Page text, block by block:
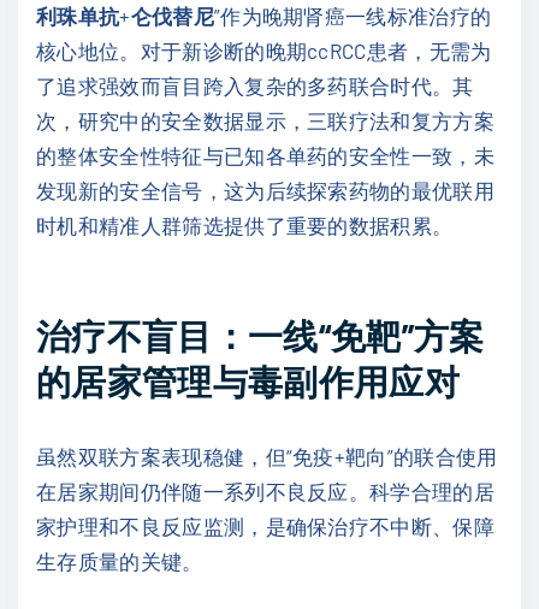
利珠单抗+仑伐替尼”作为晚期肾癌一线标准治疗的
核心地位。对于新诊断的晚期ccRCC患者，无需为
了追求强效而盲目跨入复杂的多药联合时代。其
次，研究中的安全数据显示，三联疗法和复方方案
的整体安全性特征与已知各单药的安全性一致，未
发现新的安全信号，这为后续探索药物的最优联用
时机和精准人群筛选提供了重要的数据积累。
治疗不盲目：一线“免靶”方案
的居家管理与毒副作用应对
虽然双联方案表现稳健，但“免疫+靶向”的联合使用
在居家期间仍伴随一系列不良反应。科学合理的居
家护理和不良反应监测，是确保治疗不中断、保障
生存质量的关键。